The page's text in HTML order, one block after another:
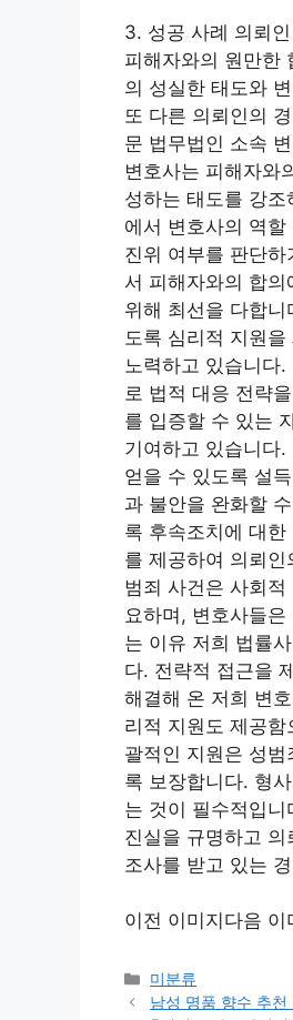
3. 성공 사례 의뢰
피해자와의 원만한
의 성실한 태도와
또 다른 의뢰인의
문 법무법인 소속
변호사는 피해자와
성하는 태도를 강
에서 변호사의 역
진위 여부를 판단
서 피해자와의 합
위해 최선을 다합
도록 심리적 지원
노력하고 있습니다
로 법적 대응 전략
를 입증할 수 있는
기여하고 있습니다
얻을 수 있도록 설
과 불안을 완화할
록 후속조치에 대
를 제공하여 의뢰
범죄 사건은 사회
요하며, 변호사들
는 이유 저희 법률
다. 전략적 접근을
해결해 온 저희 변
리적 지원도 제공
괄적인 지원은 성
록 보장합니다. 형
는 것이 필수적입
진실을 규명하고
조사를 받고 있는
이전 이미지다음 이
Categories
미분류
남성 명품 향수 추